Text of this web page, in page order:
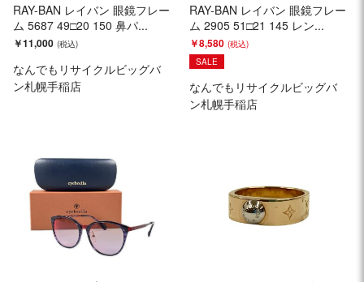
RAY-BAN レイバン 眼鏡フレー
ム 5687 49□20 150 鼻パ...
￥11,000
なんでもリサイクルビッグバ
ン札幌手稲店
RAY-BAN レイバン 眼鏡フレー
ム 2905 51□21 145 レン...
￥8,580
SALE
なんでもリサイクルビッグバ
ン札幌手稲店